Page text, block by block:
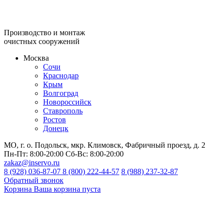
Производство и монтаж
очистных сооружений
Москва
Сочи
Краснодар
Крым
Волгоград
Новороссийск
Ставрополь
Ростов
Донецк
МО, г. о. Подольск, мкр. Климовск, Фабричный проезд, д. 2
Пн-Пт: 8:00-20:00 Сб-Вс: 8:00-20:00
zakaz@inservo.ru
8 (928) 036-87-07 8 (800) 222-44-57 8 (988) 237-32-87
Обратный звонок
Корзина Ваша корзина пуста